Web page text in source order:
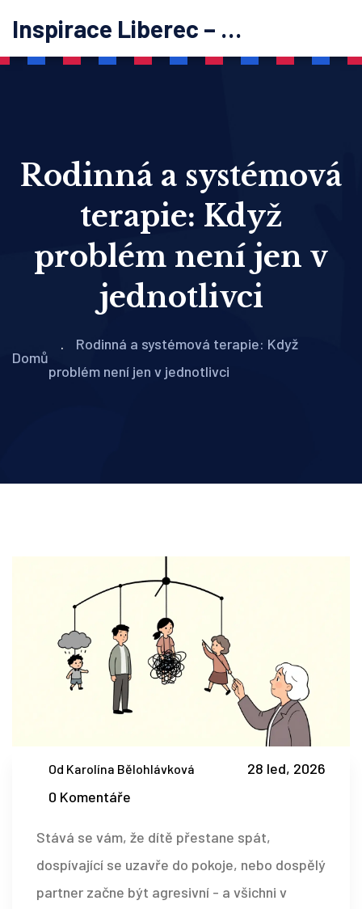
Inspirace Liberec – psychoterapie
Rodinná a systémová
terapie: Když
problém není jen v
jednotlivci
Domů
Rodinná a systémová terapie: Když
problém není jen v jednotlivci
Od Karolína Bělohlávková
28 led, 2026
0 Komentáře
Stává se vám, že dítě přestane spát,
dospívající se uzavře do pokoje, nebo dospělý
partner začne být agresivní - a všichni v